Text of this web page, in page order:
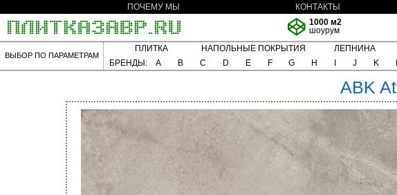
ПОЧЕМУ МЫ КОНТАКТЫ
1000 м2
шоурум
ВЫБОР ПО ПАРАМЕТРАМ
ПЛИТКА НАПОЛЬНЫЕ ПОКРЫТИЯ ЛЕПНИНА
БРЕНДЫ:
A B C D E F G H J K
ABK